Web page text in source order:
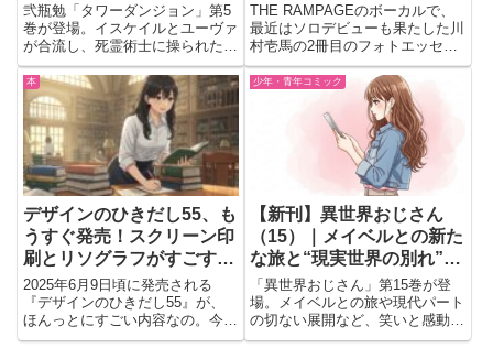
弐瓶勉「タワーダンジョン」第5
巻が登場。イスケイルとユーヴァ
が合流し、死霊術士に操られた仲
間カラーシュとの激闘が展開。剣
と魔法の迷宮ファンタジーがさら
に熾烈さを増す注目巻。
THE RAMPAGEのボーカルで、
最近はソロデビューも果たした川
村壱馬の2冊目のフォトエッセイ
『PROMISE』が発売されたんだ
って！ 音楽活動だけじゃなく
て、映画やドラマにも出演してい
る川村壱馬だけど、今回はイギリ
スで撮影された素敵な写...
本
デザインのひきだし55、も
うすぐ発売！スクリーン印
刷とリソグラフがすごすぎ
る！
2025年6月9日頃に発売される
『デザインのひきだし55』が、
ほんっとにすごい内容なの。今回
の特集は「スクリーン印刷」と
少年・青年コミック
【新刊】異世界おじさん
（15）｜メイベルとの新た
な旅と“現実世界の別れ”が
交差する最新巻
「異世界おじさん」第15巻が登
場。メイベルとの旅や現代パート
の切ない展開など、笑いと感動の
見どころを紹介。